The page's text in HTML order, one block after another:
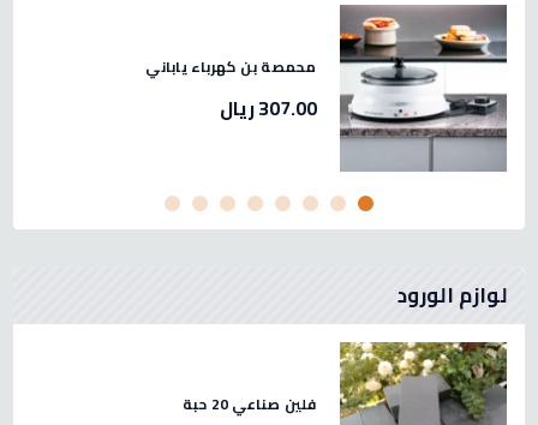
محمصة بن كهرباء ياباني
307.00 ريال
لوازم الورود
فلين صناعي 20 حبة